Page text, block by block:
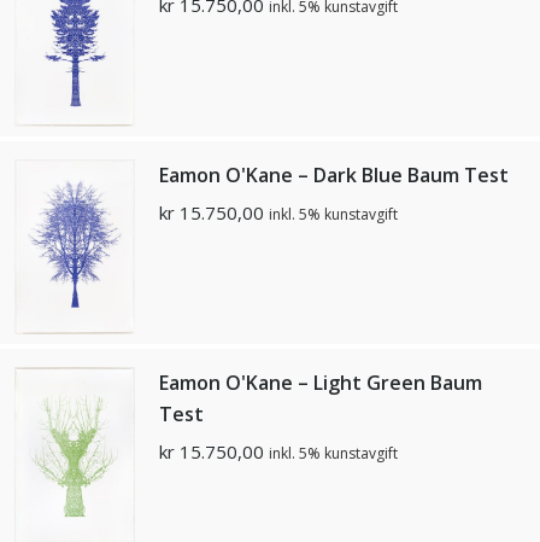
kr 15.750,00 inkl. 5% kunstavgift
Eamon O'Kane – Dark Blue Baum Test
kr 15.750,00 inkl. 5% kunstavgift
Eamon O'Kane – Light Green Baum
Test
kr 15.750,00 inkl. 5% kunstavgift